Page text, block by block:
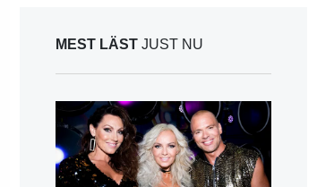
MEST LÄST JUST NU